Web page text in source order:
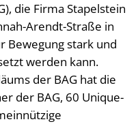
die Firma Stapelstein
Arendt-Straße in
Bewegung stark und
werden kann.
der BAG hat die
der BAG, 60 Unique-